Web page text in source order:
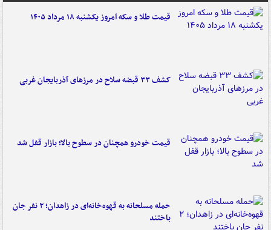
قیمت طلا و سکه امروز یکشنبه ۱۸ مرداد ۱۴۰۵
کشف ۳۳ قبضه سلاح در مرزهای آذربایجان غربی
قیمت خودرو همچنان در سطوح بالا؛ بازار قفل شد
حمله مسلحانه به قهوه‌خانه‌ای در زاهدان؛ ۲ نفر جان
باختند